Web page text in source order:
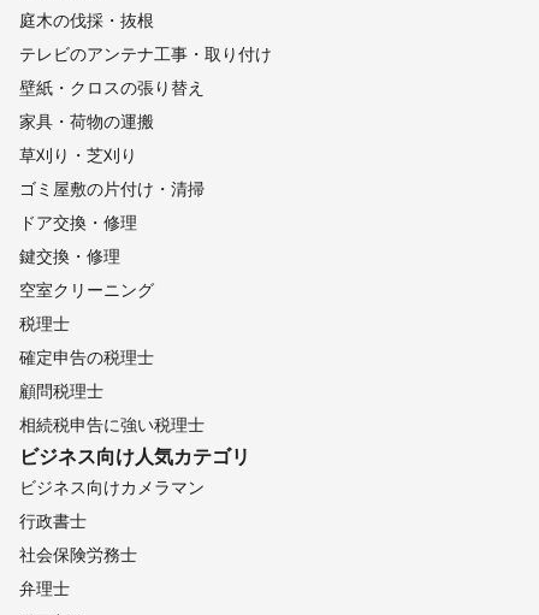
庭木の伐採・抜根
テレビのアンテナ工事・取り付け
壁紙・クロスの張り替え
家具・荷物の運搬
草刈り・芝刈り
ゴミ屋敷の片付け・清掃
ドア交換・修理
鍵交換・修理
空室クリーニング
税理士
確定申告の税理士
顧問税理士
相続税申告に強い税理士
ビジネス向け人気カテゴリ
ビジネス向けカメラマン
行政書士
社会保険労務士
弁理士